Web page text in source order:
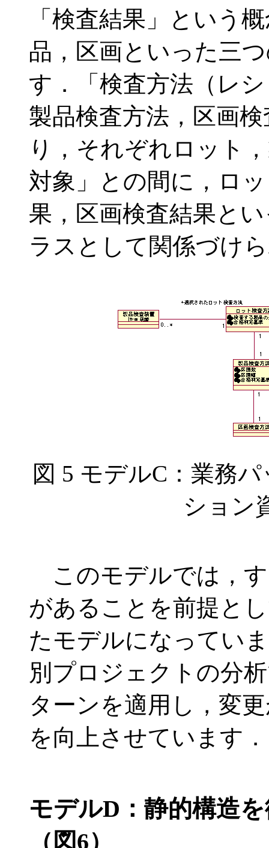
「検査結果」という
品，区画といった三
す．「検査方法（レ
製品検査方法，区画
り，それぞれロット
対象」との間に，ロ
果，区画検査結果と
ラスとして関係づけ
図 5 モデルC：業務
ション
このモデルでは，
があることを前提と
たモデルになってい
別プロジェクトの分
ターンを適用し，変
を向上させています．
モデルD：静的構造
（図6）